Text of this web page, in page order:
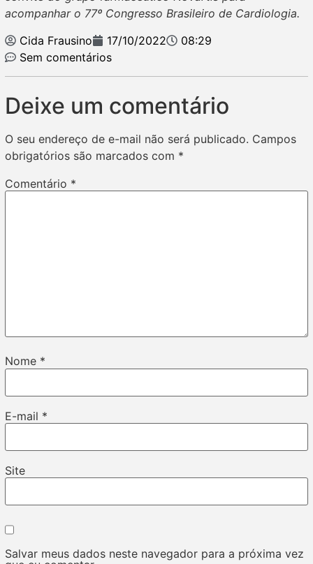
acompanhar o 77º Congresso Brasileiro de Cardiologia.
Cida Frausino
17/10/2022
08:29
Sem comentários
Deixe um comentário
O seu endereço de e-mail não será publicado. Campos
obrigatórios são marcados com *
Comentário *
Nome *
E-mail *
Site
Salvar meus dados neste navegador para a próxima vez